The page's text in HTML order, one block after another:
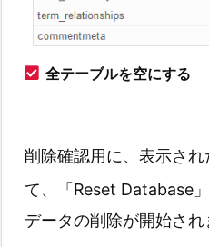
全テーブルを空にする
削除確認用に、表示さ
て、「Reset Database」
データの削除が開始され